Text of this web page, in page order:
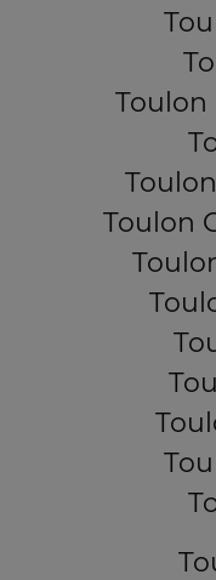
Toulon
Toulon